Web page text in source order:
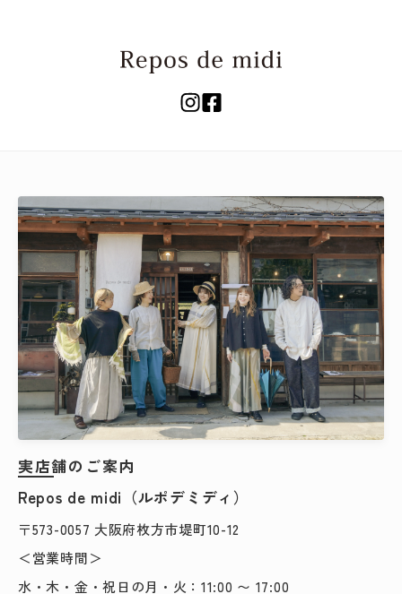
実店舗のご案内
Repos de midi（ルポデミディ）
〒573-0057 大阪府枚方市堤町10-12
＜営業時間＞
水・木・金・祝日の月・火：11:00 〜 17:00